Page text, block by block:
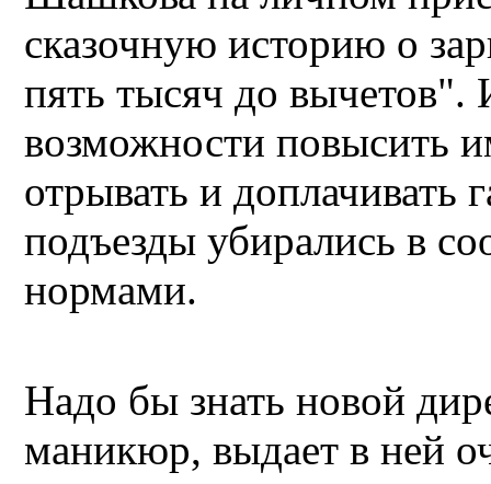
сказочную историю о
пять тысяч до вычетов".
возможности повысить
отрывать и доплачивать
подъезды убирались в
нормами.
Надо бы знать новой
маникюр, выдает в ней